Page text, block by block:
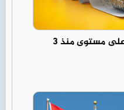
أسعار الغذاء العالمية عند أعلى مستوى منذ 3